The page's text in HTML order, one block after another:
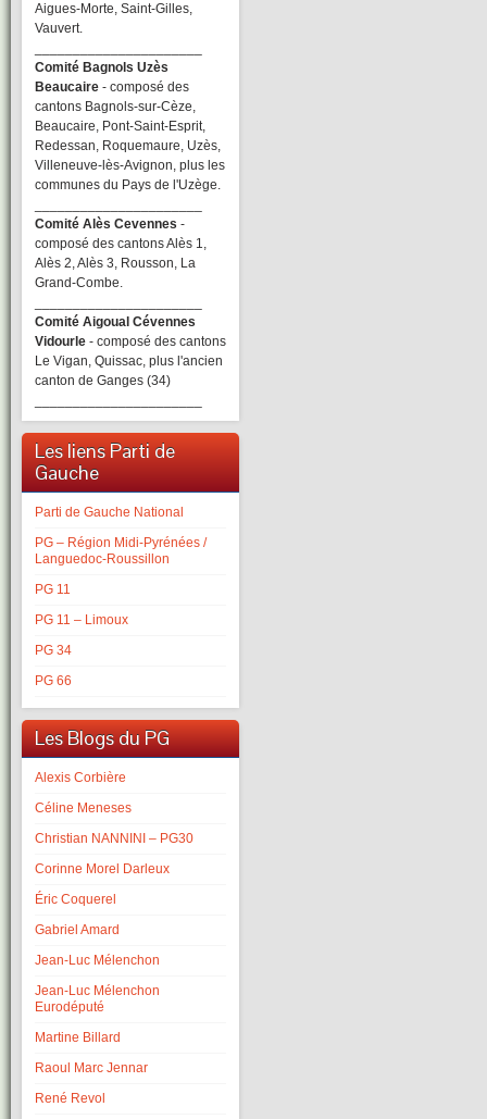
Aigues-Morte, Saint-Gilles,
Vauvert.
Comité Bagnols Uzès
Beaucaire - composé des
cantons Bagnols-sur-Cèze,
Beaucaire, Pont-Saint-Esprit,
Redessan, Roquemaure, Uzès,
Villeneuve-lès-Avignon, plus les
communes du Pays de l'Uzège.
Comité Alès Cevennes -
composé des cantons Alès 1,
Alès 2, Alès 3, Rousson, La
Grand-Combe.
Comité Aigoual Cévennes
Vidourle - composé des cantons
Le Vigan, Quissac, plus l'ancien
canton de Ganges (34)
Les liens Parti de
Gauche
Parti de Gauche National
PG – Région Midi-Pyrénées /
Languedoc-Roussillon
PG 11
PG 11 – Limoux
PG 34
PG 66
Les Blogs du PG
Alexis Corbière
Céline Meneses
Christian NANNINI – PG30
Corinne Morel Darleux
Éric Coquerel
Gabriel Amard
Jean-Luc Mélenchon
Jean-Luc Mélenchon
Eurodéputé
Martine Billard
Raoul Marc Jennar
René Revol